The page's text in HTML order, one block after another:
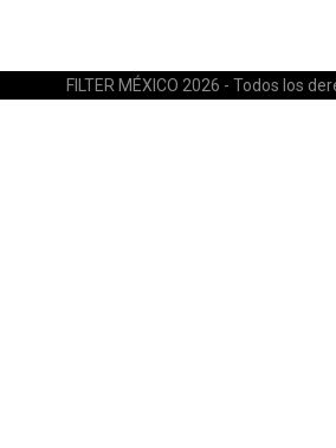
FILTER MÉXICO 2026 - Todos los